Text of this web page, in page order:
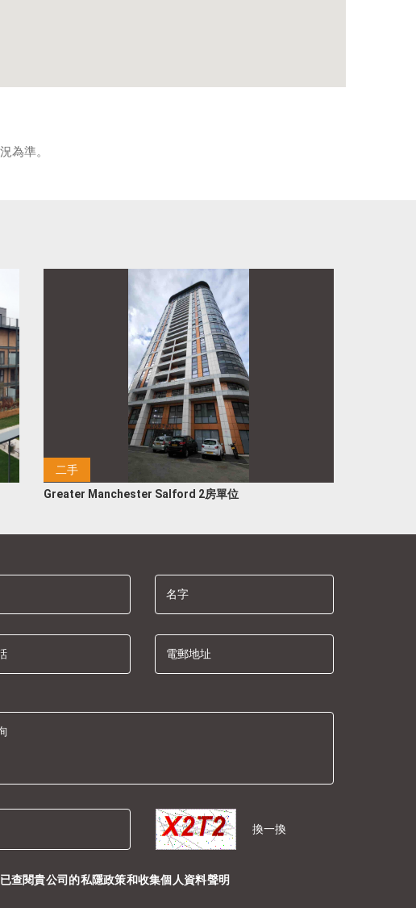
為準。
二手
Greater Manchester Salford 2房單位
名字
電郵地址
換一換
查閱貴公司的私隱政策和收集個人資料聲明